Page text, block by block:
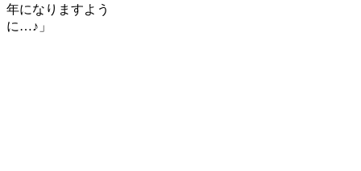
年になりますよう
に…♪」